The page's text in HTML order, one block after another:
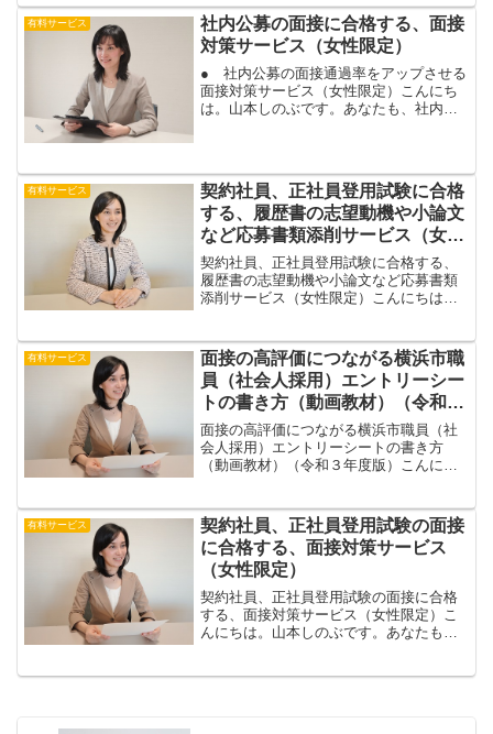
有料サービス
社内公募の面接に合格する、面接
対策サービス（女性限定）
● 社内公募の面接通過率をアップさせる
面接対策サービス（女性限定）こんにち
は。山本しのぶです。あなたも、社内公
多いです。面接で経験や...
有料サービス
契約社員、正社員登用試験に合格
する、履歴書の志望動機や小論文
など応募書類添削サービス（女性
限定）
契約社員、正社員登用試験に合格する、
履歴書の志望動機や小論文など応募書類
添削サービス（女性限定）こんにちは。
社員や正社員登用試験に応募する場合、
履歴書・職務経歴書や、小...
有料サービス
面接の高評価につながる横浜市職
員（社会人採用）エントリーシー
トの書き方（動画教材）（令和３
年度版）
面接の高評価につながる横浜市職員（社
会人採用）エントリーシートの書き方
（動画教材）（令和３年度版）こんにち
エントリーシートの書き方について、質
問項目の書き方のポイントを...
有料サービス
契約社員、正社員登用試験の面接
に合格する、面接対策サービス
（女性限定）
契約社員、正社員登用試験の面接に合格
する、面接対策サービス（女性限定）こ
んにちは。山本しのぶです。あなたも、